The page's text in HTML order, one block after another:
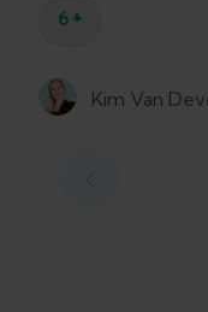
6 +
Kim Van